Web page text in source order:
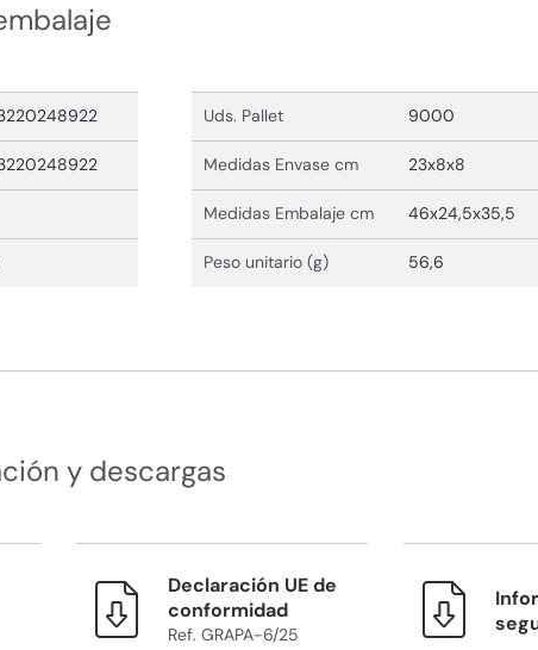
Uds. Pallet 9000
Medidas Envase cm 23x8x8
Medidas Embalaje cm 46x24,5x35,5
Peso unitario (g) 56,6
y descargas
Declaración UE de
conformidad
Ref. GRAPA-6/25